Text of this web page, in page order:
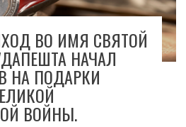
ВО ИМЯ СВЯТОЙ
НАЧАЛ
НА ПОДАРКИ
ВОЙНЫ.